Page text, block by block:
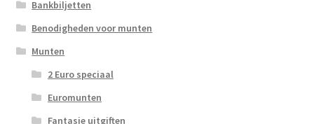
Bankbiljetten
Benodigheden voor munten
Munten
2 Euro speciaal
Euromunten
Fantasie uitgiften